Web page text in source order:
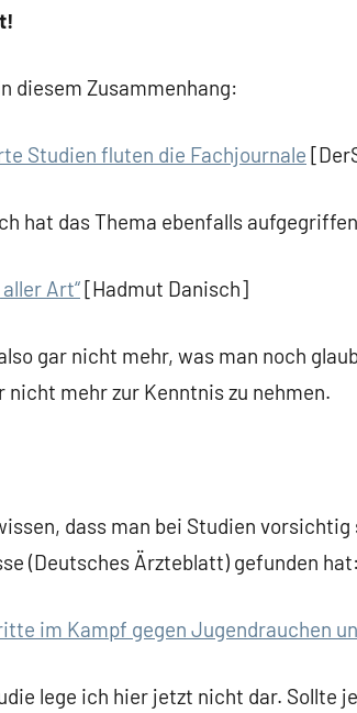
diesem Zusammenhang:
Studien fluten die Fachjournale
hat das Thema ebenfalls
Art“[Hadmut Danisch]
gar nicht mehr, was man noch
nicht mehr zur Kenntnis zu nehmen.
dass man bei Studien
(Deutsches Ärzteblatt) gefunden hat:
im Kampf gegen Jugendrauchen
lege ich hier jetzt nicht dar. Sollte